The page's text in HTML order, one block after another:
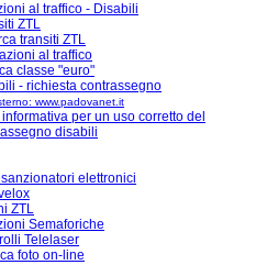
al traffico - Disabili
ZTL
transiti ZTL
al traffico
classe "euro"
- richiesta contrassegno
www.padovanet.it
informativa per un uso corretto del
disabili
elettronici
ZTL
Semaforiche
Telelaser
foto on-line